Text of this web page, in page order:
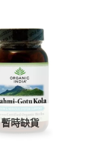
暫時缺貨